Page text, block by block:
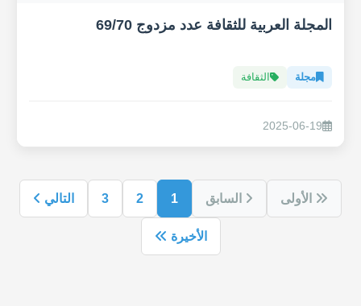
المجلة العربية للثقافة عدد مزدوج 69/70
مجلة الثقافة
2025-06-19
الأولى السابق 1
2
3 التالي
الأخيرة